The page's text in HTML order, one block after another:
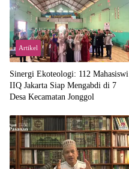
Artikel
‎Sinergi Ekoteologi: 112 Mahasiswi
IIQ Jakarta Siap Mengabdi di 7
Desa Kecamatan Jonggol